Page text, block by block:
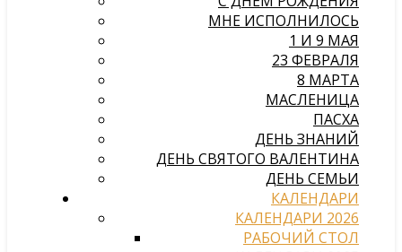
МНЕ ИСПОЛНИЛОСЬ
1 И 9 МАЯ
23 ФЕВРАЛЯ
8 МАРТА
МАСЛЕНИЦА
ПАСХА
ДЕНЬ ЗНАНИЙ
ДЕНЬ СВЯТОГО ВАЛЕНТИНА
ДЕНЬ СЕМЬИ
КАЛЕНДАРИ
КАЛЕНДАРИ 2026
РАБОЧИЙ СТОЛ